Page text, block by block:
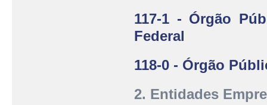
117-1 - Órgão
Federal
118-0 - Órgão
2. Entidades